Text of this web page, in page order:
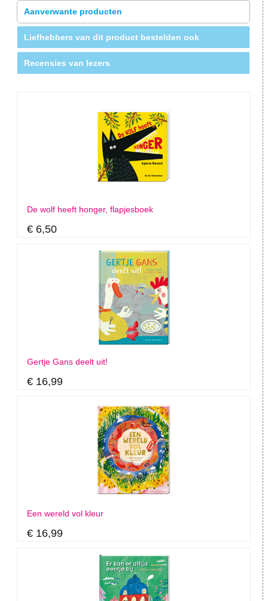
Aanverwante producten
Liefhebbers van dit product bestelden ook
Recensies van lezers
De wolf heeft honger, flapjesboek
€ 6,50
Gertje Gans deelt uit!
€ 16,99
Een wereld vol kleur
€ 16,99